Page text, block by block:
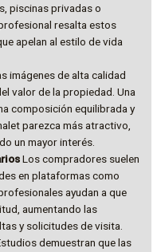
piscinas privadas o
resalta estos
apelan al estilo de vida
imágenes de alta calidad
valor de la propiedad. Una
composición equilibrada y
parezca más atractivo,
un mayor interés.
Los compradores suelen
en plataformas como
ayudan a que
aumentando las
y solicitudes de visita.
demuestran que las